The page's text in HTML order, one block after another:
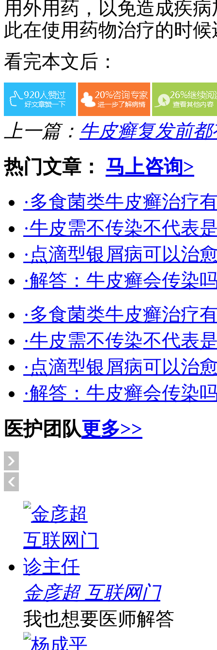
用外用药，以免造成疾
此在使用药物治疗的时
看完本文后：
上一篇： 牛皮癣复发前
热门文章： 马上咨询>
·多食菌类牛皮癣治疗
·牛皮需不传染不代表
·点滴型银屑病可以治
·解答：牛皮癣会传染
·多食菌类牛皮癣治疗
·牛皮需不传染不代表
·点滴型银屑病可以治
·解答：牛皮癣会传染
医护团队更多>>
金彦超 互联网门
我也想要医师解答